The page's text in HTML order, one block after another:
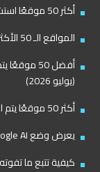
أكثر 50 موقعًا استشهادًا في Perplexity (يوليو 2026)
المواقع الـ 50 الأكثر استشهادًا في برج الجوزاء (يوليو 2026)
(يوليو 2026)
أكثر 50 موقعًا يتم الاستشهاد بها في Google AI Mode (يوليو 2026)
يعرض وضع Google AI الإعلانات على 1 من 3 كلمات رئيسية تجارية
كيفية تتبع ما